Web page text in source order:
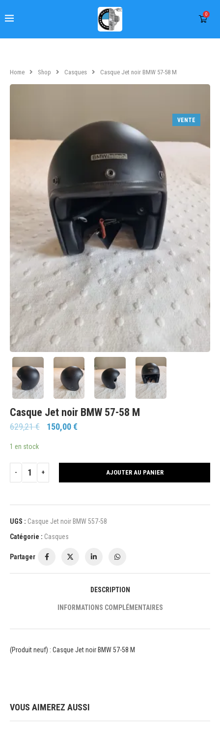
0
Home Shop Casques Casque Jet noir BMW 57-58 M
VENTE
Casque Jet noir BMW 57-58 M
629,21€ 150,00€
1 en stock
AJOUTER AU PANIER
UGS : Casque Jet noir BMW 557-58
Catégorie : Casques
Partager
DESCRIPTION
INFORMATIONS COMPLÉMENTAIRES
(Produit neuf) : Casque Jet noir BMW 57-58 M
VOUS AIMEREZ AUSSI